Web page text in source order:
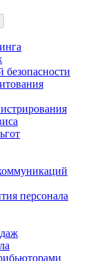
персонала